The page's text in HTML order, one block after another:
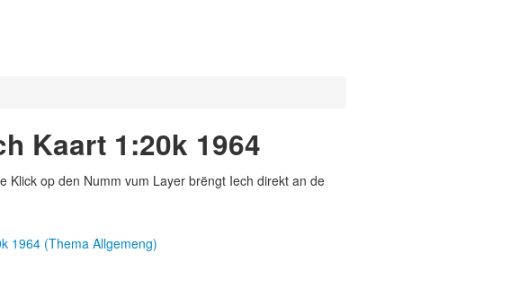
Kaart 1:20k 1964
Klick op den Numm vum Layer brëngt Iech direkt an de
1964 (Thema Allgemeng)